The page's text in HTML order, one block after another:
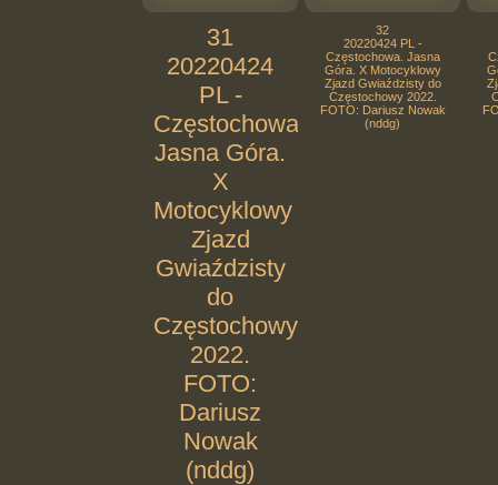
31
20220424
PL -
Częstochowa.
Jasna Góra.
X
Motocyklowy
Zjazd
Gwiaździsty
do
Częstochowy
2022.
FOTO:
Dariusz
Nowak
(nddg)
32
20220424 PL -
Częstochowa. Jasna
Góra. X Motocyklowy
Zjazd Gwiaździsty do
Częstochowy 2022.
FOTO: Dariusz Nowak
(nddg)